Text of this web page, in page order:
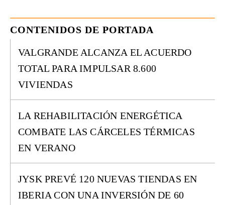
CONTENIDOS DE PORTADA
VALGRANDE ALCANZA EL ACUERDO
TOTAL PARA IMPULSAR 8.600
VIVIENDAS
LA REHABILITACIÓN ENERGÉTICA
COMBATE LAS CÁRCELES TÉRMICAS
EN VERANO
JYSK PREVÉ 120 NUEVAS TIENDAS EN
IBERIA CON UNA INVERSIÓN DE 60